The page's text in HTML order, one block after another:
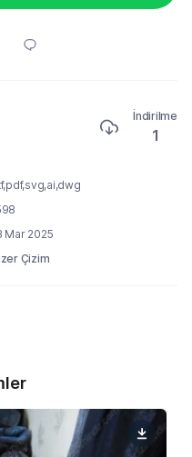
İndirilme
1
Mar 2025
Çizim